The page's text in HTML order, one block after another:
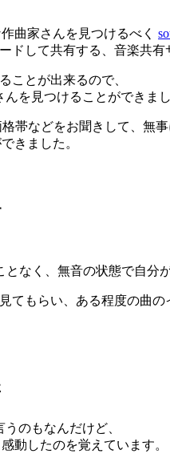
曲家さんを見つけるべく
ドして共有する、音楽共
ことが出来るので、
を見つけることができまし
帯などをお聞きして、無事
きました。
なく、無音の状態で自分
もらい、ある程度の曲の
のもなんだけど、
動したのを覚えています。